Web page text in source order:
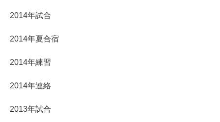
2014年試合
2014年夏合宿
2014年練習
2014年連絡
2013年試合